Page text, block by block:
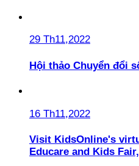
29 Th11,2022
Hội thảo Chuyển đổi
16 Th11,2022
Visit KidsOnline's
Educare and Kids